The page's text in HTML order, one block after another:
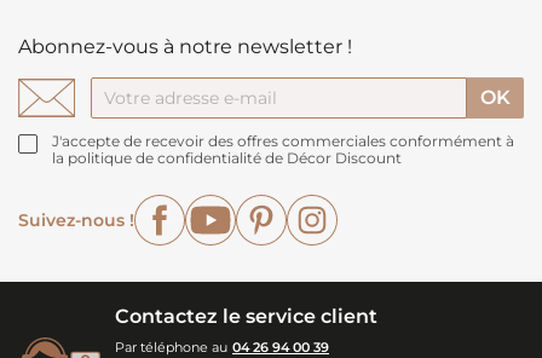
Abonnez-vous à notre newsletter !
J'accepte de recevoir des offres commerciales conformément à
la politique de confidentialité de Décor Discount
Suivez-nous !
FacebookYouTubePinterest
Contactez le service client
Par téléphone au 04 26 94 00 39